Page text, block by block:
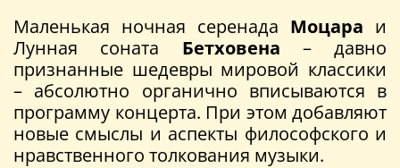
Маленькая ночная серенада Моцара и
Лунная соната Бетховена – давно
признанные шедевры мировой классики
– абсолютно органично вписываются в
программу концерта. При этом добавляют
новые смыслы и аспекты философского и
нравственного толкования музыки.